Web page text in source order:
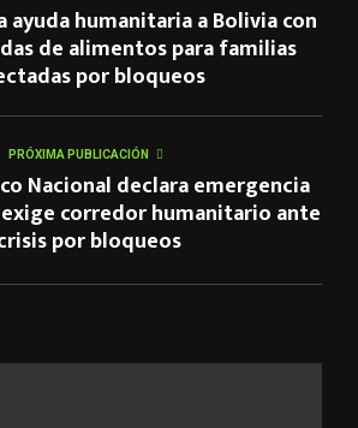
ayuda humanitaria a Bolivia con
de alimentos para familias
por bloqueos
PRÓXIMA PUBLICACIÓN
Nacional declara emergencia
corredor humanitario ante
por bloqueos